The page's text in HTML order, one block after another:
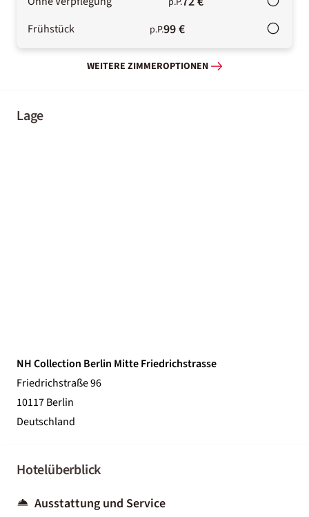
Frühstück p.P.99 €
WEITERE ZIMMEROPTIONEN
Lage
NH Collection Berlin Mitte Friedrichstrasse
Friedrichstraße 96
10117 Berlin
Deutschland
Hotelüberblick
Ausstattung und Service